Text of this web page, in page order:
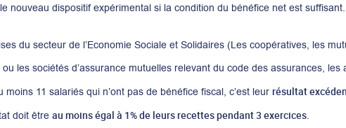
nouveau dispositif expérimental si la condition du bénéfice net est suffisant.
du secteur de l’Economie Sociale et Solidaires (Les coopératives, les
les sociétés d’assurance mutuelles relevant du code des assurances,
moins 11 salariés qui n’ont pas de bénéfice fiscal, c’est leurrésultat
doit êtreau moins égal à 1% de leurs recettes pendant 3 exercices.